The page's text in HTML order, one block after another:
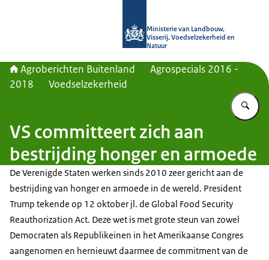
Ministerie van Landbouw,
Visserij, Voedselzekerheid en
Natuur
Agroberichten Buitenland
Agrospecials 2016 -
2018
Voedselzekerheid
VS committeert zich aan
bestrijding honger en armoede
De Verenigde Staten werken sinds 2010 zeer gericht aan de
bestrijding van honger en armoede in de wereld. President
Trump tekende op 12 oktober jl. de Global Food Security
Reauthorization Act. Deze wet is met grote steun van zowel
Democraten als Republikeinen in het Amerikaanse Congres
aangenomen en hernieuwt daarmee de commitment van de